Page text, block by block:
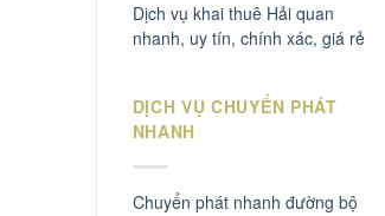
Dịch vụ khai thuê Hải quan
nhanh, uy tín, chính xác, giá rẻ
DỊCH VỤ CHUYỂN PHÁT
NHANH
Chuyển phát nhanh đường bộ